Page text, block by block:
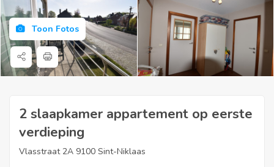
Toon Fotos
2 slaapkamer appartement op eerste
verdieping
Vlasstraat 2A 9100 Sint-Niklaas